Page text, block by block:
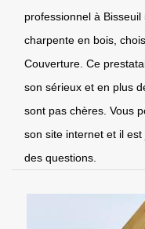
professionnel à
charpente en bois,
Couverture. Ce
son sérieux et en plus
sont pas chères. Vous
son site internet et il
des questions.